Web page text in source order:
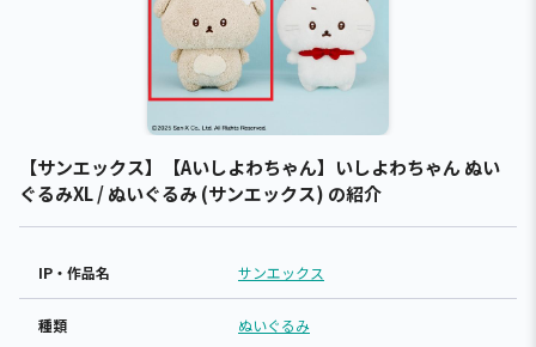
【サンエックス】【Aいしよわちゃん】いしよわちゃん ぬい
ぐるみXL / ぬいぐるみ (サンエックス) の紹介
IP・作品名 サンエックス
種類 ぬいぐるみ